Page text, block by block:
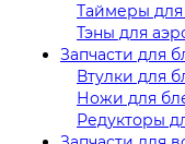
Таймеры
Тэны для
Запчасти для
Втулки для
Ножи для
Редукторы